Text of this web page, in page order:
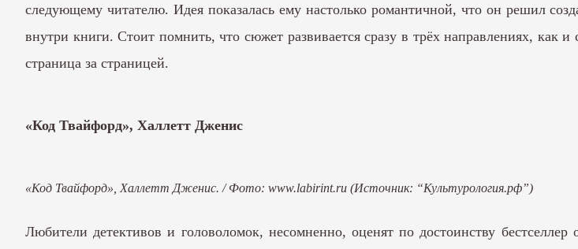
следующему читателю. Идея показалась ему настолько романтичной, что он решил
внутри книги. Стоит помнить, что сюжет развивается сразу в трёх направлениях, как и
страница за страницей.
«Код Твайфорд», Халлетт Дженис
«Код Твайфорд», Халлетт Дженис. / Фото: www.labirint.ru (Источник: “Культурология.рф”)
Любители детективов и головоломок, несомненно, оценят по достоинству